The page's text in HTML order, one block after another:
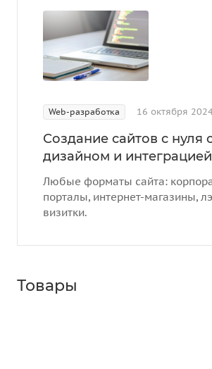
Web-разработка 16 октября
Создание сайтов с нуля
дизайном и интеграцией
Любые форматы сайта:
порталы, интернет-магазины,
визитки.
Товары